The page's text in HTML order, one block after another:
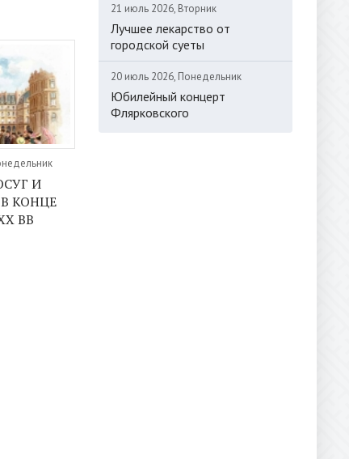
И
КОНЦЕ
ВВ
21 июль 2026, Вторник
Лучшее лекарство от
городской суеты
20 июль 2026, Понедельник
Юбилейный концерт
Флярковского